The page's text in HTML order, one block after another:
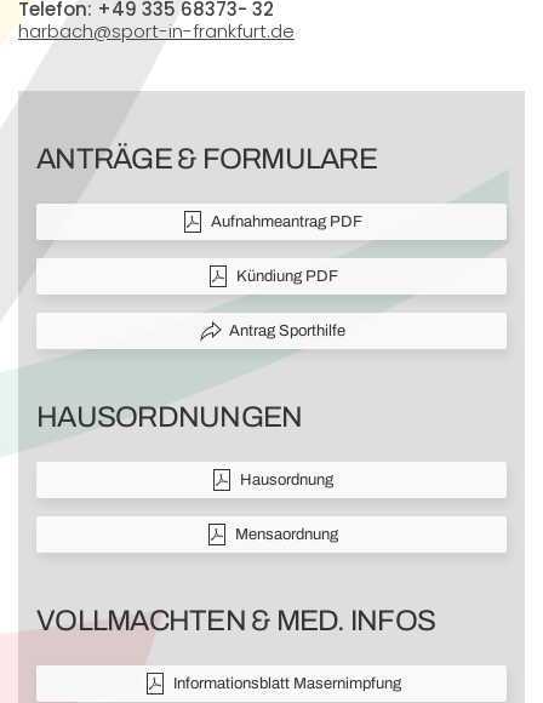
Telefon: +49 335 68373- 32
harbach@sport-in-frankfurt.de
ANTRÄGE & FORMULARE
Aufnahmeantrag PDF
Kündiung PDF
Antrag Sporthilfe
HAUSORDNUNGEN
Hausordnung
Mensaordnung
VOLLMACHTEN & MED. INFOS
Informationsblatt Masernimpfung